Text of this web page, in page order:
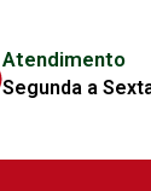
Atendimento
Segunda a